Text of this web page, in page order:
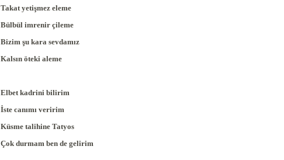
Takat yetişmez eleme
Bülbül imrenir çileme
Bizim şu kara sevdamız
Kalsın öteki aleme
Elbet kadrini bilirim
İste canımı veririm
Küsme talihine Tatyos
Çok durmam ben de gelirim